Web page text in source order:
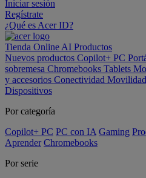
Iniciar sesión
Regístrate
¿Qué es Acer ID?
Tienda Online AI Productos
Nuevos productos Copilot+ PC
sobremesa Chromebooks Tablets
y accesorios Conectividad
Dispositivos
Por categoría
Copilot+ PC PC con IA Gaming
Aprender Chromebooks
Por serie